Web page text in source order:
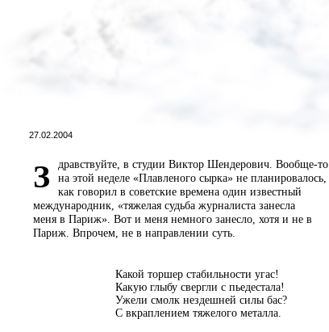
27.02.2004
З дравствуйте, в студии Виктор Шендерович. Вообще-то
на этой неделе «Плавленого сырка» не планировалось,
как говорил в советские времена один известный
международник, «тяжелая судьба журналиста занесла
меня в Париж». Вот и меня немного занесло, хотя и не в
Париж. Впрочем, не в направлении суть.
Какой торшер стабильности угас!
Какую глыбу свергли с пьедестала!
Ужели смолк нездешней силы бас?
С вкраплением тяжелого металла.